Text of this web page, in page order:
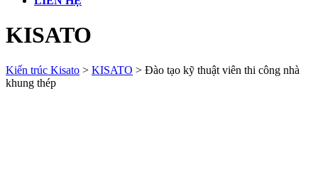
KISATO
Kiến trúc Kisato > KISATO > Đào tạo kỹ thuật viên thi công nhà
khung thép